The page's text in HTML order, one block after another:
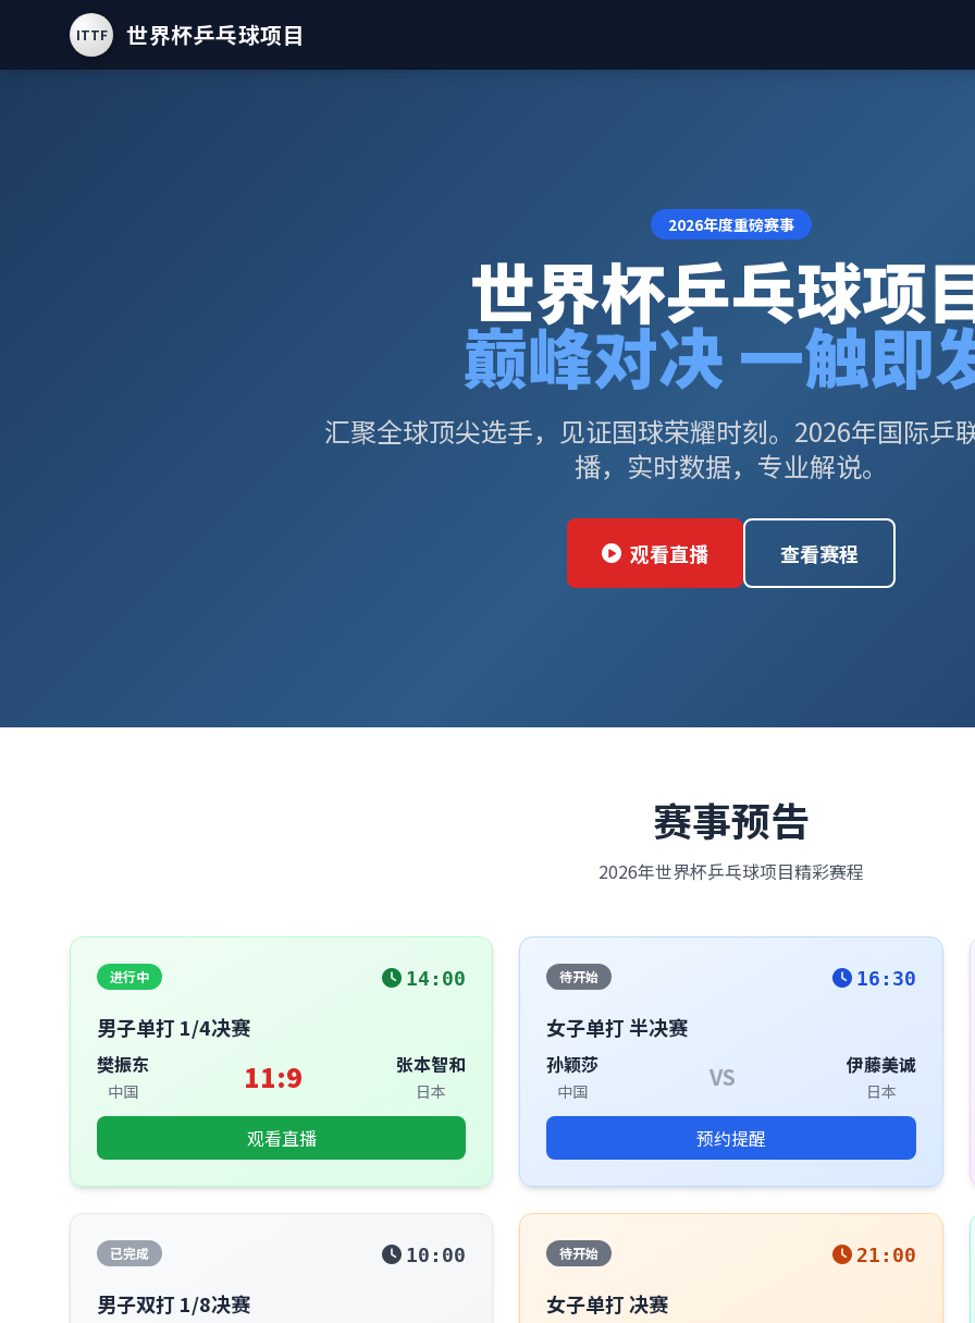
ITTF 世界杯乒乓球项目
2026年度重磅赛事
世界杯乒乓球项
巅峰对决 一触即
汇聚全球顶尖选手，见证国球荣耀时刻。2026年国际乒
播，实时数据，专业解说。
观看直播 查看赛程
赛事预告
2026年世界杯乒乓球项目精彩赛程
进行中 14:00
男子单打 1/4决赛
樊振东
中国 11:9 张本智和
日本
观看直播
待开始 16:30
女子单打 半决赛
孙颖莎
中国 VS 伊藤美诚
日本
预约提醒
已完成 10:00
男子双打 1/8决赛
待开始 21:00
女子单打 决赛